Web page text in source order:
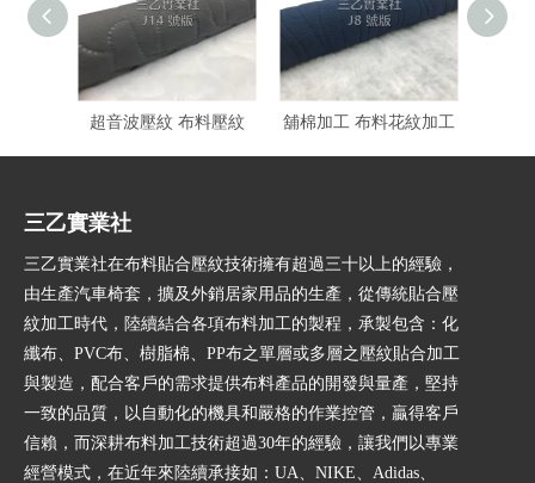
超音波壓紋 布料壓紋 舖棉加工 布料花紋加工
三乙實業社
三乙實業社在布料貼合壓紋技術擁有超過三十以上的經驗，
由生產汽車椅套，擴及外銷居家用品的生產，從傳統貼合壓
紋加工時代，陸續結合各項布料加工的製程，承製包含：化
纖布、PVC布、樹脂棉、PP布之單層或多層之壓紋貼合加工
與製造，配合客戶的需求提供布料產品的開發與量產，堅持
一致的品質，以自動化的機具和嚴格的作業控管，贏得客戶
信賴，而深耕布料加工技術超過30年的經驗，讓我們以專業
經營模式，在近年來陸續承接如：UA、NIKE、Adidas、